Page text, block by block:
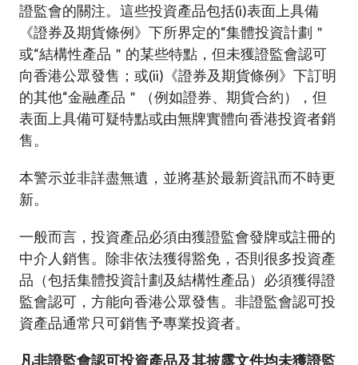
資料庫
新聞稿及公布
加入本會
證監會的關注。這些投資產品包括(i)表面上具備
《證券及期貨條例》下所界定的“集體投資計劃＂
或“結構性產品＂的某些特點，但未獲證監會認可
向香港公眾發售；或(ii)《證券及期貨條例》下訂明
的其他“金融產品＂（例如證券、期貨合約），但
表面上具備可疑特點或由無牌實體向香港投資者銷
售。
本警示並非詳盡無遺，並將基於最新資訊而不時更
新。
一般而言，投資產品必須由獲證監會發牌或註冊的
中介人銷售。除非依法獲得豁免，否則很多投資產
品（包括集體投資計劃及結構性產品）必須獲得證
監會認可，方能向香港公眾發售。非證監會認可投
資產品通常只可銷售予專業投資者。
凡非證監會認可投資產品及其披露文件均未獲證監